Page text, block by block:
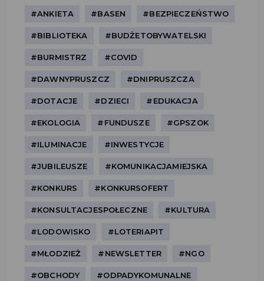
#ANKIETA #BASEN #BEZPIECZEŃSTWO
#BIBLIOTEKA #BUDŻETOBYWATELSKI
#BURMISTRZ #COVID
#DAWNYPRUSZCZ #DNIPRUSZCZA
#DOTACJE #DZIECI #EDUKACJA
#EKOLOGIA #FUNDUSZE #GPSZOK
#ILUMINACJE #INWESTYCJE
#JUBILEUSZE #KOMUNIKACJAMIEJSKA
#KONKURS #KONKURSOFERT
#KONSULTACJESPOŁECZNE #KULTURA
#LODOWISKO #LOTERIAPIT
#MŁODZIEŻ #NEWSLETTER #NGO
#OBCHODY #ODPADYKOMUNALNE